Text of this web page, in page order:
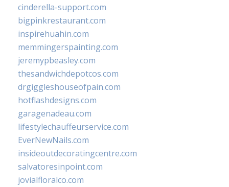
cinderella-support.com
bigpinkrestaurant.com
inspirehuahin.com
memmingerspainting.com
jeremypbeasley.com
thesandwichdepotcos.com
drgiggleshouseofpain.com
hotflashdesigns.com
garagenadeau.com
lifestylechauffeurservice.com
EverNewNails.com
insideoutdecoratingcentre.com
salvatoresinpoint.com
jovialfloralco.com